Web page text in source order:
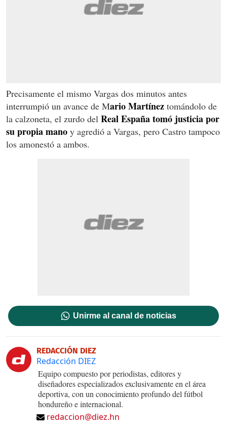
Precisamente el mismo Vargas dos minutos antes
interrumpió un avance de Mario Martínez tomándolo de
la calzoneta, el zurdo del Real España tomó justicia por
su propia mano y agredió a Vargas, pero Castro tampoco
los amonestó a ambos.
Unirme al canal de noticias
REDACCIÓN DIEZ
Redacción DIEZ
Equipo compuesto por periodistas, editores y
diseñadores especializados exclusivamente en el área
deportiva, con un conocimiento profundo del fútbol
hondureño e internacional.
redaccion@diez.hn